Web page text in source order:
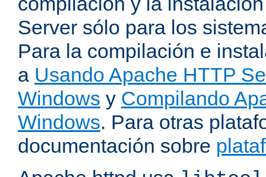
Server sólo para los
Para la compilación e
a Usando Apache HTTP
Windows y Compilando
Windows. Para otras
documentación sobre